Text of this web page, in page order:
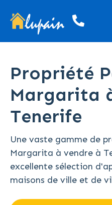
Propriété
Margarita
Tenerife
Une vaste gamme de
Margarita à vendre à
excellente sélection
maisons de ville et de